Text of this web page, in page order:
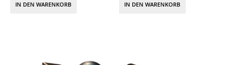
IN DEN WARENKORB IN DEN WARENKORB